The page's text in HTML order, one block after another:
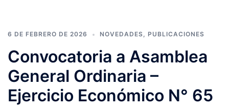
6 DE FEBRERO DE 2026 NOVEDADES, PUBLICACIONES
Convocatoria a Asamblea
General Ordinaria –
Ejercicio Económico N° 65